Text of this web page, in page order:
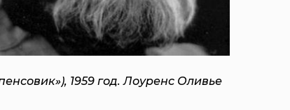
1959 год. Лоуренс Оливье